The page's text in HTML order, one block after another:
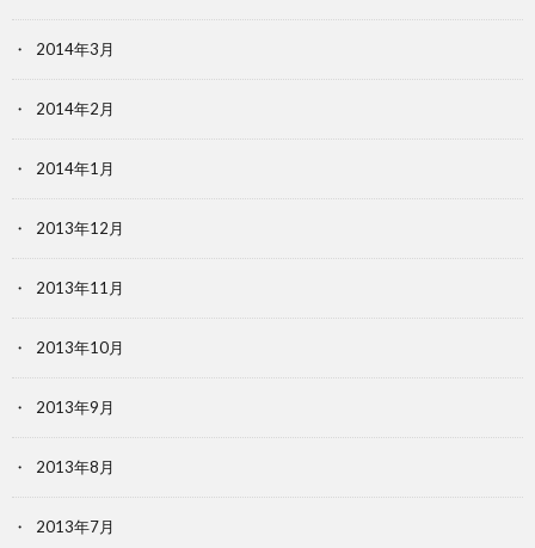
2014年3月
2014年2月
2014年1月
2013年12月
2013年11月
2013年10月
2013年9月
2013年8月
2013年7月